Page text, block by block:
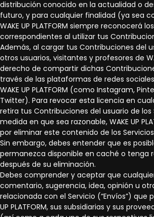
distribución conocido en la actualidad o
futuro, y para cualquier finalidad (ya sea
WAKE UP PLATFORM siempre reconocerá
correspondientes al utilizar tus
Además, al cargar tus Contribuciones del
otros usuarios, visitantes y profesores de
derecho de compartir dichas
través de las plataformas de redes
WAKE UP PLATFORM (como Instagram,
Twitter). Para revocar esta licencia en
retira tus Contribuciones del usuario de los
medida en que sea razonable, WAKE UP
por eliminar este contenido de los
Sin embargo, debes entender que es
permanezca disponible en caché o tenga
después de su eliminación.
Debes comprender y aceptar que
comentario, sugerencia, idea, opinión u
relacionada con el Servicio (“Envíos”) que
UP PLATFORM, sus subsidiarias y sus